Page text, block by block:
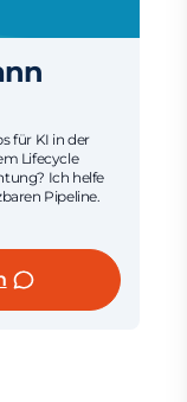
für KI in der
Lifecycle
Ich helfe
Pipeline.